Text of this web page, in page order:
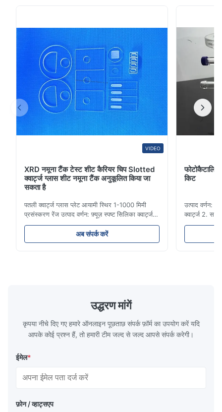
आकार परिपत्र / दौर मानक जेजीएस1, जेजीएस2, जेजीएस3 सामग...
VIDEO
XRD नमूना टैंक टेस्ट शीट कैरियर चिप Slotted
क्वार्ट्ज ग्लास शीट नमूना टैंक अनुकूलित किया जा
सकता है
पतली क्वार्ट्ज ग्लास प्लेट आयामी स्थिर 1-1000 मिमी
प्रसंस्करण रेंज उत्पाद वर्णन: फ़्यूज़ स्पष्ट सिलिका क्वार्ट्ज
ग्लास प्लेट उत्कृष्ट थर्मल शॉक स्थिरता और उच्च संप्रेषण
के साथ उच्च शुद्धता क्वार्ट्ज रेत से बना है।यह व्यापक रूप से
बिजली के प्रकाश / लेजर / लेंस / ऑप्टिकल उपकरण /
अब संपर्क करें
किट
उत्पाद वर्णन:
क्वार्ट्ज 2.
और
संरक्षण। 6.
उद्धरण मांगें
कृपया नीचे दिए गए हमारे ऑनलाइन पूछताछ संपर्क फ़ॉर्म का उपयोग करें यदि
आपके कोई प्रश्न हैं, तो हमारी टीम जल्द से जल्द आपसे संपर्क करेगी।
ईमेल*
फ़ोन / व्हाट्सएप